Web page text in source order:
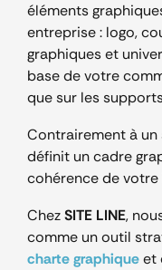
éléments
entreprise : logo,
graphiques et
base de votre
que sur les
Contrairement à un
définit un cadre
cohérence de
ChezSITE LINE,
comme un outil
charte graphiqueet